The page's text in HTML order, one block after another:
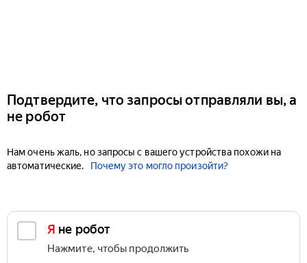
Подтвердите, что запросы отправляли вы, а
не робот
Нам очень жаль, но запросы с вашего устройства похожи на
автоматические.
Почему это могло произойти?
Я не робот
Нажмите, чтобы продолжить